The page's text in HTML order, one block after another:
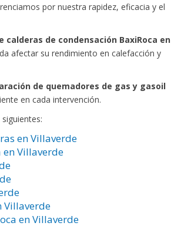
por nuestra rapidez, eficacia y el
calderas de condensación BaxiRoca en
afectar su rendimiento en calefacción y
de quemadores de gas y gasoil
en cada intervención.
en Villaverde
en Villaverde
Villaverde
en Villaverde